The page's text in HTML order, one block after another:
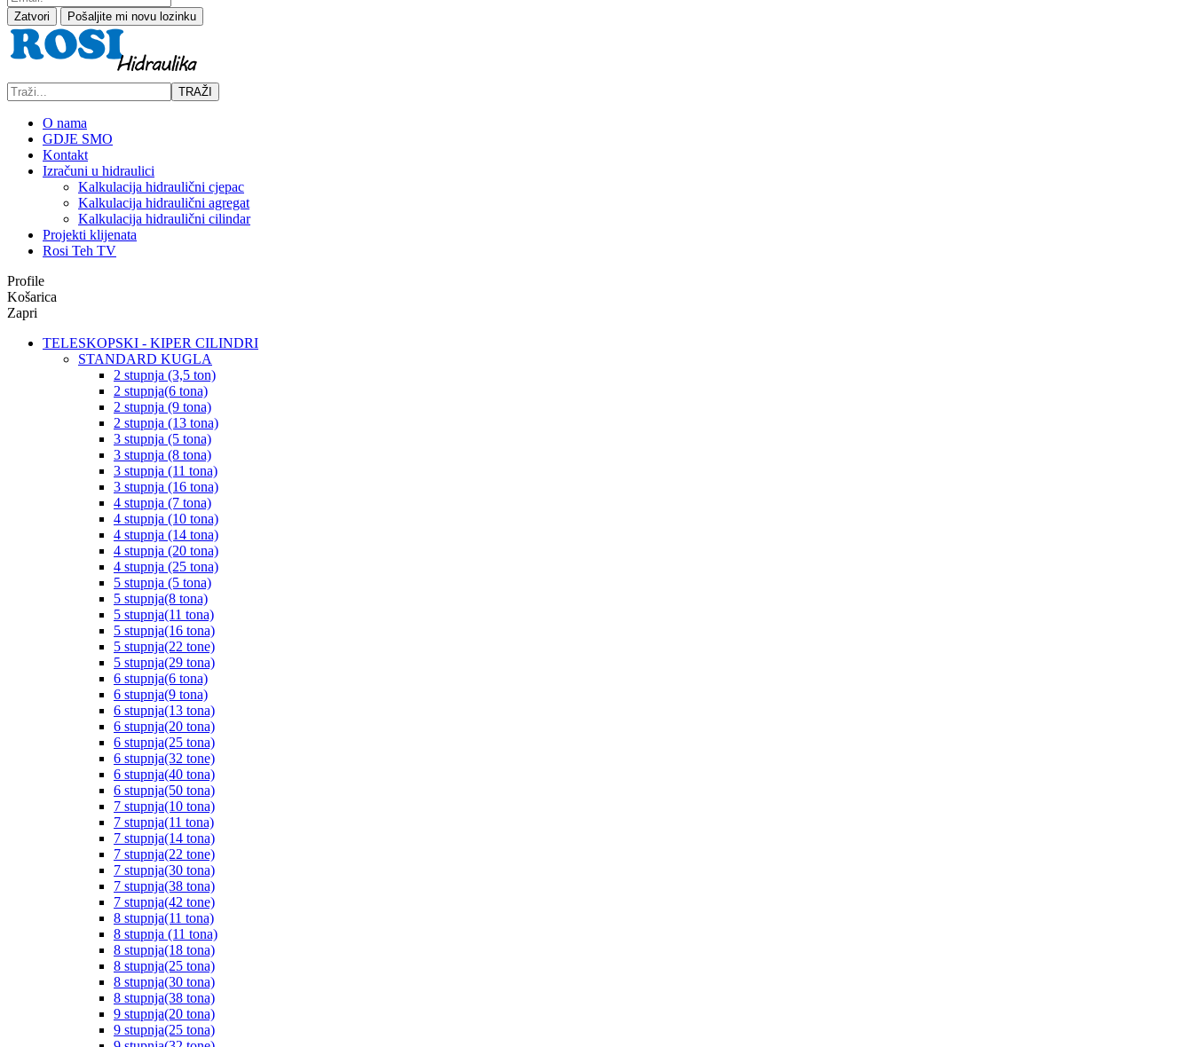
Zatvori Pošaljite mi novu lozinku
TRAŽI
O nama
GDJE SMO
Kontakt
Izračuni u hidraulici
Kalkulacija hidraulični cjepac
Kalkulacija hidraulični agregat
Kalkulacija hidraulični cilindar
Projekti klijenata
Rosi Teh TV
Profile
Košarica
Zapri
TELESKOPSKI - KIPER CILINDRI
STANDARD KUGLA
2 stupnja (3,5 ton)
2 stupnja(6 tona)
2 stupnja (9 tona)
2 stupnja (13 tona)
3 stupnja (5 tona)
3 stupnja (8 tona)
3 stupnja (11 tona)
3 stupnja (16 tona)
4 stupnja (7 tona)
4 stupnja (10 tona)
4 stupnja (14 tona)
4 stupnja (20 tona)
4 stupnja (25 tona)
5 stupnja (5 tona)
5 stupnja(8 tona)
5 stupnja(11 tona)
5 stupnja(16 tona)
5 stupnja(22 tone)
5 stupnja(29 tona)
6 stupnja(6 tona)
6 stupnja(9 tona)
6 stupnja(13 tona)
6 stupnja(20 tona)
6 stupnja(25 tona)
6 stupnja(32 tone)
6 stupnja(40 tona)
6 stupnja(50 tona)
7 stupnja(10 tona)
7 stupnja(11 tona)
7 stupnja(14 tona)
7 stupnja(22 tone)
7 stupnja(30 tona)
7 stupnja(38 tona)
7 stupnja(42 tone)
8 stupnja(11 tona)
8 stupnja (11 tona)
8 stupnja(18 tona)
8 stupnja(25 tona)
8 stupnja(30 tona)
8 stupnja(38 tona)
9 stupnja(20 tona)
9 stupnja(25 tona)